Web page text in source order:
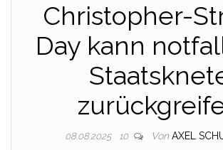
Christopher-
Day kann
08.08.2025 10 Von AXEL